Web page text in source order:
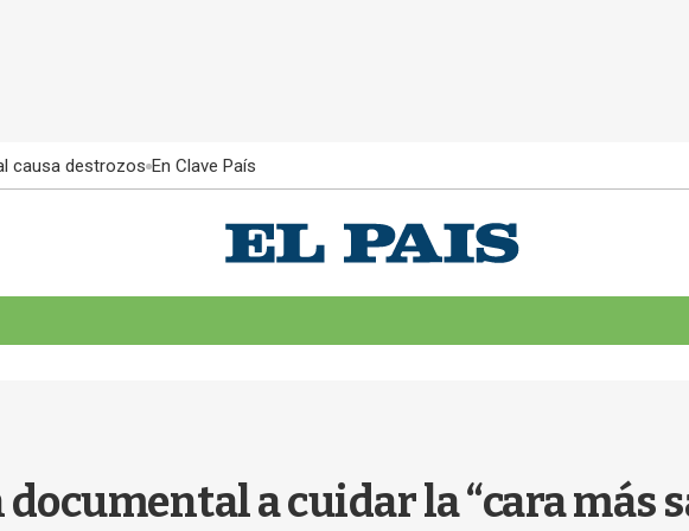
causa destrozos En Clave País
a cuidar la “cara más